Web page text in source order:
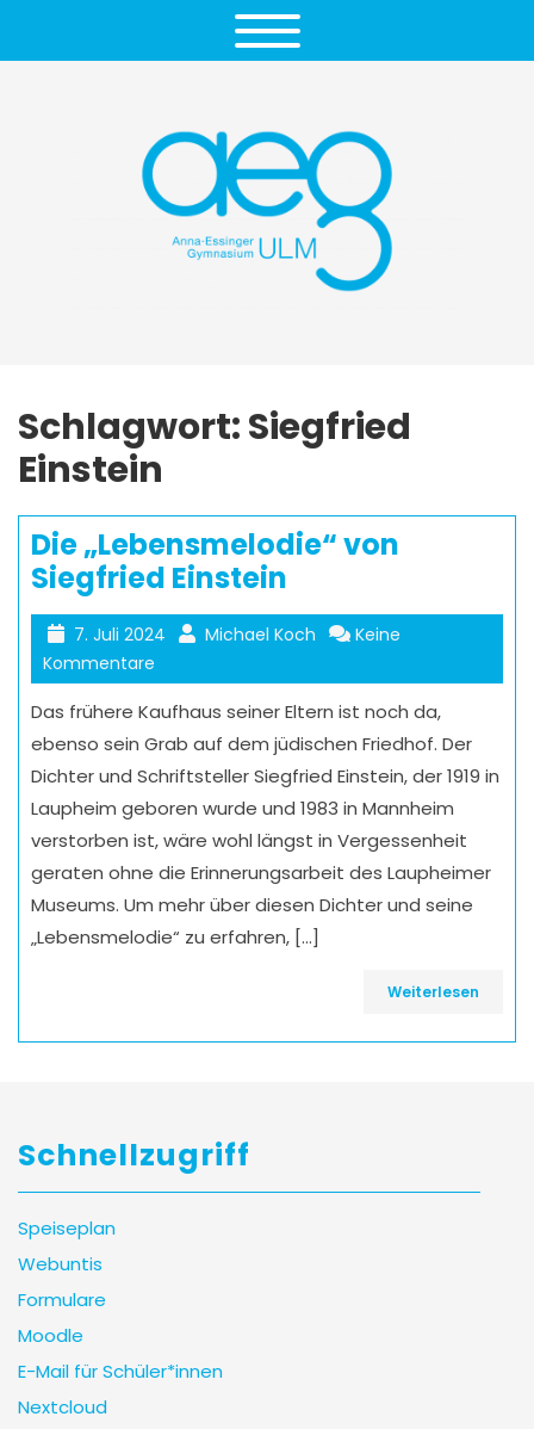
Schlagwort:Siegfried
Einstein
Die „Lebensmelodie“ von
Siegfried Einstein
7. Juli 2024 Michael Koch
Keine
Kommentare
Das frühere Kaufhaus seiner Eltern ist noch da,
ebenso sein Grab auf dem jüdischen Friedhof. Der
Dichter und Schriftsteller Siegfried Einstein, der 1919 in
Laupheim geboren wurde und 1983 in Mannheim
verstorben ist, wäre wohl längst in Vergessenheit
geraten ohne die Erinnerungsarbeit des Laupheimer
Museums. Um mehr über diesen Dichter und seine
„Lebensmelodie“ zu erfahren, […]
Weiterlesen
Schnellzugriff
Speiseplan
Webuntis
Formulare
Moodle
E-Mail für Schüler*innen
Nextcloud